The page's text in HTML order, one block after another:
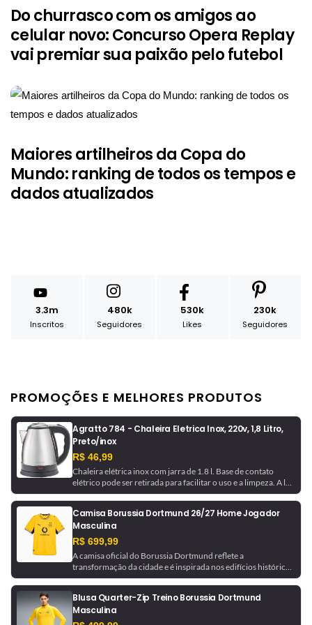
Do churrasco com os amigos ao
celular novo: Concurso Opera Replay
vai premiar sua paixão pelo futebol
Maiores artilheiros da Copa do
Mundo: ranking de todos os tempos e
dados atualizados
3.3m
Inscritos
480k
Seguidores
530k
Likes
230k
Seguidores
PROMOÇÕES E MELHORES PRODUTOS
Agratto 784 - Chaleira Eletrica Inox, 220v, 1,8 Litro,
Preto/inox
R$ 46,99
Chaleira elétrica inox com jarra de 1.8 l. Base de contato
elétrico pode ser retirada para facilitar o uso e a limpeza. A luz
indicadora avisa quando a chaleira está em funcionamento e
Camisa Borussia Dortmund 26/27 Home Jogador
Masculina
R$ 699,99
A camisa oficial do Borussia Dortmund reflete a
transformação da cidade e é inspirada nos edifícios históricos
que ajudaram a moldá-la. Com tecnologia de gerenciamento
usado pela equipe.
Blusa Quarter-Zip Treino Borussia Dortmund
Masculina